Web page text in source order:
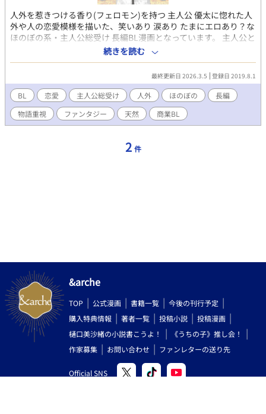
人外を惹きつける香り(フェロモン)を持つ 主人公 優太に惚れた人
外や人の恋愛模様を描いた、笑いあり 涙あり たまにエロあり？な
ほのぼの系・主人公総受け 長編BL漫画となっています。 主人公と
は別のカップリングのお話もあります。 長編で内容が濃いめなの
で物語を楽しむ人向け、エロと言ってもキスや体を多少触る程度
で合体的なものは一切ありません。 ※2016年10月から描き始め
た漫画なので、初期の絵柄と現在の絵柄がだいぶ違っています
が、描きながら画力アップに努めているので生温かい目で見てや
って下さいm(_ _)m ※2020.3.15 商業移行により、【名前は契
約？】以降の本編と一部の番外編を削除しました。
続きを読む
最終更新日 2026.3.5 登録日 2019.8.1
BL 恋愛 主人公総受け 人外 ほのぼの
長編
物語重視
ファンタジー 天然 商業BL
2 件
&arche
TOP 公式漫画 書籍一覧
今後の刊行予定
購入特典情報
著者一覧 投稿小説
投稿漫画
樋口美沙緒の小説書こうよ！
《うちの子》推し会！
作家募集
お問い合わせ ファンレターの送り先
Official SNS